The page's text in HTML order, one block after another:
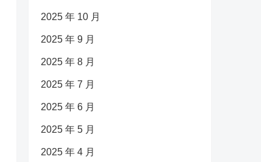
2025 年 10 月
2025 年 9 月
2025 年 8 月
2025 年 7 月
2025 年 6 月
2025 年 5 月
2025 年 4 月